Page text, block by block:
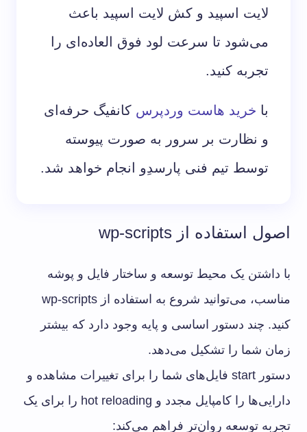
لایت اسپید و کش لایت اسپید باعث
می‌شود تا سرعت لود فوق العاده‌ای را
تجربه کنید.
با خرید هاست وردپرس کانفیگ حرفه‌ای
و نظارت بر سرور به صورت پیوسته
توسط تیم فنی پارسدِو انجام خواهد شد.
اصول استفاده از wp-scripts
با داشتن یک محیط توسعه و ساختار فایل و پوشه
مناسب، می‌توانید شروع به استفاده از wp-scripts
کنید. چند دستور اساسی و پایه وجود دارد که بیشتر
زمان شما را تشکیل می‌دهد.
دستور start فایل‌های شما را برای تغییرات مشاهده و
دارایی‌ها را کامپایل مجدد و hot reloading را برای یک
تجربه توسعه روان‌تر فراهم می‌کند: